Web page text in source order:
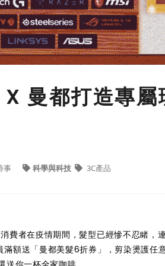
曼都打造專
事 科學與科技 3C產品
費者在疫情期間，髮型已經慘不忍睹，
額送「曼都美髮6折券」，剪染燙護任